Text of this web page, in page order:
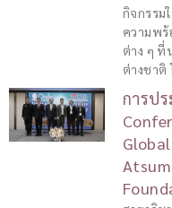
กิจกรรม
ความพร้
ต่าง ๆ
ต่างชาติ
การป